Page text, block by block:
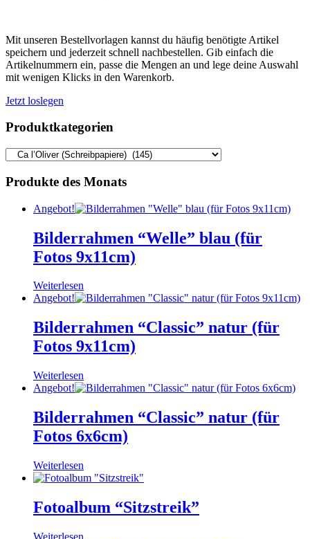
Mit unseren Bestellvorlagen kannst du häufig benötigte Artikel
speichern und jederzeit schnell nachbestellen. Gib einfach die
Artikelnummern ein, passe die Mengen an und lege deine Auswahl
mit wenigen Klicks in den Warenkorb.
Jetzt loslegen
Produktkategorien
Produkte des Monats
Angebot!
Bilderrahmen “Welle” blau (für
Fotos 9x11cm)
Weiterlesen
Angebot!
Bilderrahmen “Classic” natur (für
Fotos 9x11cm)
Weiterlesen
Angebot!
Bilderrahmen “Classic” natur (für
Fotos 6x6cm)
Weiterlesen
Fotoalbum “Sitzstreik”
Weiterlesen